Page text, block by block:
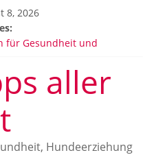
8, 2026
für Gesundheit und
und Behandlung
2025
aller
Hundeerziehung